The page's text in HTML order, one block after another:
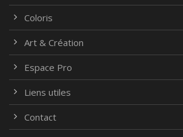
Coloris
Art & Création
Espace Pro
Liens utiles
Contact